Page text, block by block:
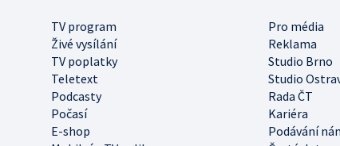
TV program
Pro média
Živé vysílání
Reklama
TV poplatky
Studio Brno
Teletext
Studio
Podcasty
Rada ČT
Počasí
Kariéra
E-shop
Podávání